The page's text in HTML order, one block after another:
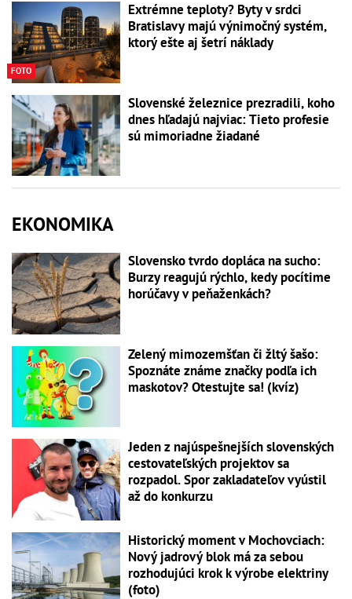
FOTO
Extrémne teploty? Byty v srdci
Bratislavy majú výnimočný systém,
ktorý ešte aj šetrí náklady
Slovenské železnice prezradili, koho
dnes hľadajú najviac: Tieto profesie
sú mimoriadne žiadané
EKONOMIKA
Slovensko tvrdo dopláca na sucho:
Burzy reagujú rýchlo, kedy pocítime
horúčavy v peňaženkách?
Zelený mimozemšťan či žltý šašo:
Spoznáte známe značky podľa ich
maskotov? Otestujte sa! (kvíz)
Jeden z najúspešnejších slovenských
cestovateľských projektov sa
rozpadol. Spor zakladateľov vyústil
až do konkurzu
Historický moment v Mochovciach:
Nový jadrový blok má za sebou
rozhodujúci krok k výrobe elektriny
(foto)